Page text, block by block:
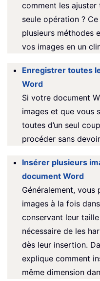
comment les ajuster
seule opération ?
plusieurs méthodes
vos images en un
Enregistrer toutes
Word
Si votre document
images et que vous
toutes d’un seul
procéder sans
Insérer plusieurs
document Word
Généralement, vous
images à la fois
conservant leur
nécessaire de les
dès leur insertion.
explique comment
même dimension